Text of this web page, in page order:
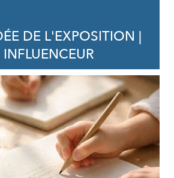
DE L'EXPOSITION |